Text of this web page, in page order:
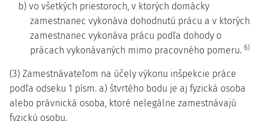
b) vo všetkých priestoroch, v ktorých domácky
zamestnanec vykonáva dohodnutú prácu a v ktorých
zamestnanec vykonáva prácu podľa dohody o
prácach vykonávaných mimo pracovného pomeru. 6)
(3) Zamestnávateľom na účely výkonu inšpekcie práce
podľa odseku 1 písm. a) štvrtého bodu je aj fyzická osoba
alebo právnická osoba, ktoré nelegálne zamestnávajú
fyzickú osobu.